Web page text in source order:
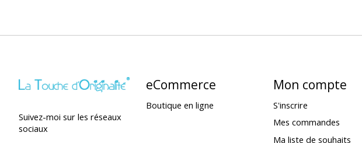
Suivez-moi sur les réseaux
sociaux
eCommerce
Boutique en ligne
Mon compte
S'inscrire
Mes commandes
Ma liste de souhaits